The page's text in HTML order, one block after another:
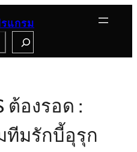
แกรม
ต้องรอด :
ทีมรักบี้อุรุก